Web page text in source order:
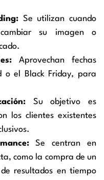
Se utilizan cuando
su imagen o
Aprovechan fechas
o el Black Friday, para
Su objetivo es
los clientes existentes
Se centran en
como la compra de un
resultados en tiempo